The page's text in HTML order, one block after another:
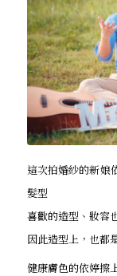
這次拍婚紗的新娘
髮型
喜歡的造型、妝容
因此造型上，也都
健康膚色的依婷擦